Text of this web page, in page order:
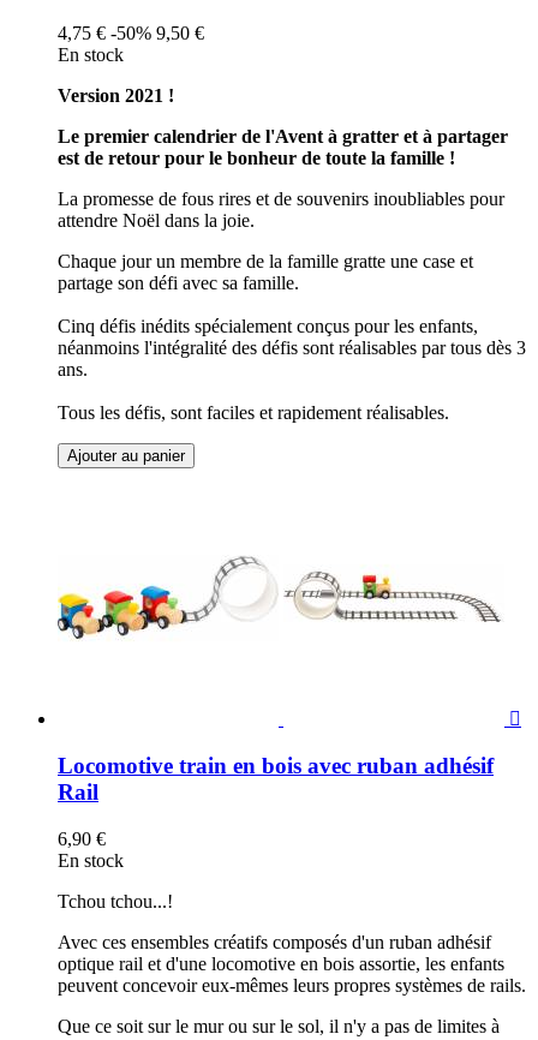
4,75 € -50% 9,50 €
En stock
Version 2021 !
Le premier calendrier de l'Avent à gratter et à partager
est de retour pour le bonheur de toute la famille !
La promesse de fous rires et de souvenirs inoubliables pour
attendre Noël dans la joie.
Chaque jour un membre de la famille gratte une case et
partage son défi avec sa famille.
Cinq défis inédits spécialement conçus pour les enfants,
néanmoins l'intégralité des défis sont réalisables par tous dès 3
ans.
Tous les défis, sont faciles et rapidement réalisables.
Ajouter au panier

Locomotive train en bois avec ruban adhésif
Rail
6,90 €
En stock
Tchou tchou...!
Avec ces ensembles créatifs composés d'un ruban adhésif
optique rail et d'une locomotive en bois assortie, les enfants
peuvent concevoir eux-mêmes leurs propres systèmes de rails.
Que ce soit sur le mur ou sur le sol, il n'y a pas de limites à